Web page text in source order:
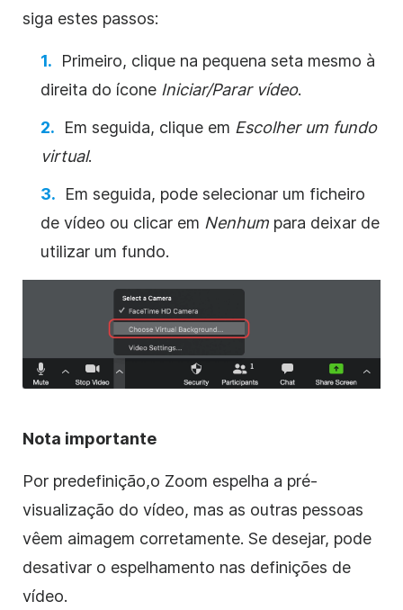
siga estes passos:
Primeiro, clique na pequena seta mesmo à
direita do ícone Iniciar/Parar vídeo.
Em seguida, clique em Escolher um fundo
virtual.
Em seguida, pode selecionar um ficheiro
de vídeo ou clicar em Nenhum para deixar de
utilizar um fundo.
Nota importante
Por predefinição,o Zoom espelha a pré-
visualização do vídeo, mas as outras pessoas
vêem aimagem corretamente. Se desejar, pode
desativar o espelhamento nas definições de
vídeo.